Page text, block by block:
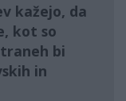
kažejo, da
, kot so
bi
in